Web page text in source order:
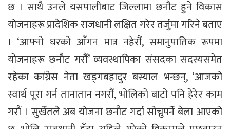
छ । साथै उनले यसपालीबाट जिल्लामा छनौट हुने विकास
योजनाहरू प्रादेशिक राजधानी लक्षित गरेर तर्जुमा गरिने बताए
। ‘आफ्नो घरको आँगन मात्र नहेरौं, समानुपातिक रूपमा
योजनाहरू छनौट गरौं’ व्यवस्थापिका संसदका सदस्यसमेत
रहेका कांग्रेस नेता खड्गबहादुर बस्याल भन्छन्, ‘आजको
स्वार्थ पूरा गर्न तानातान नगरौं, भोलिको बाटो पनि हेरेर काम
गरौं । सुर्खेतले अब योजना छनौट गर्दा सोच्नुपर्ने बेला आएको